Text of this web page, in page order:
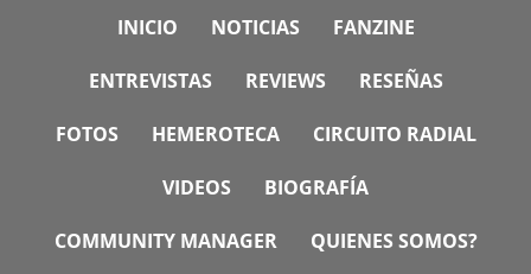
INICIO NOTICIAS FANZINE
ENTREVISTAS REVIEWS RESEÑAS
FOTOS HEMEROTECA CIRCUITO RADIAL
VIDEOS BIOGRAFÍA
COMMUNITY MANAGER QUIENES SOMOS?